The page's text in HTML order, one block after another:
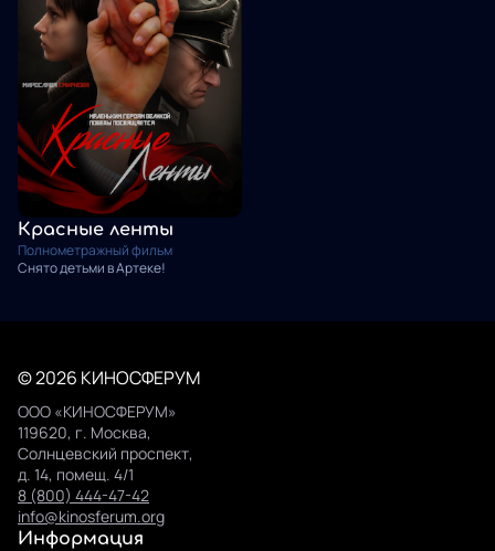
Красные ленты
Полнометражный фильм
Снято детьми в Артеке!
© 2026 КИНОСФЕРУМ
ООО «КИНОСФЕРУМ»
119620, г. Москва,
Солнцевский проспект,
д. 14, помещ. 4/1
8 (800) 444-47-42
info@kinosferum.org
Информация